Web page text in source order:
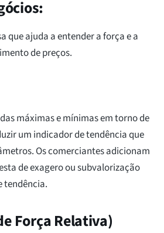
que ajuda a entender a força e a
de preços.
máximas e mínimas em torno de
um indicador de tendência que
Os comerciantes adicionam
de exagero ou subvalorização
tendência.
Força Relativa)